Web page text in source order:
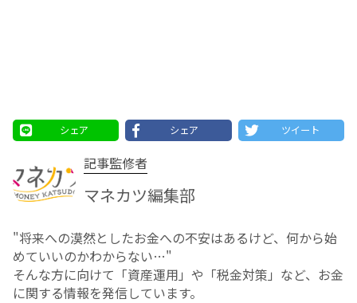
シェア シェア ツイート
記事監修者
マネカツ編集部
"将来への漠然としたお⾦への不安はあるけど、何から始
めていいのかわからない…"
そんな方に向けて「資産運用」や「税金対策」など、お金
に関する情報を発信しています。